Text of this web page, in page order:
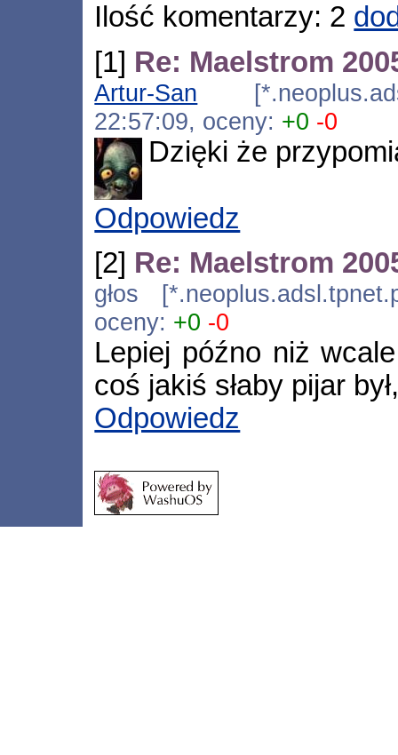
Ilość komentarzy: 2
[1] Re: Maelstrom
Artur-San
22:57:09, oceny: +0 -0
Dzięki że
Odpowiedz
[2] Re: Maelstrom
głos
oceny: +0 -0
Lepiej późno niż
coś jakiś słaby pijar
Odpowiedz